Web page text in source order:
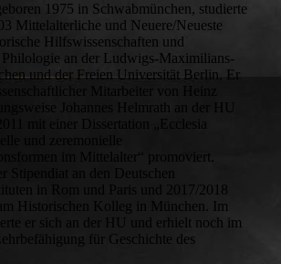
1975 in Schwabmünchen, studierte
Mittelalterliche und Neuere/Neueste
Hilfswissenschaften und
Philologie an der Ludwigs-Maximilians-
und der Freien Universität Berlin. Er
Johannes Helmrath an der HU
mit einer Dissertation „Ecclesia
im Mittelalter“ promoviert.
in Rom und Paris und 2017/2018
Historischen Kolleg in München. Im
er sich an der HU und erhielt noch im
für Geschichte des